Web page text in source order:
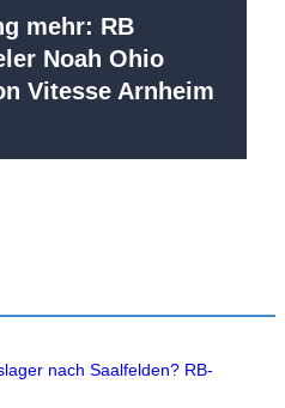
mehr: RB
Noah Ohio
Vitesse Arnheim